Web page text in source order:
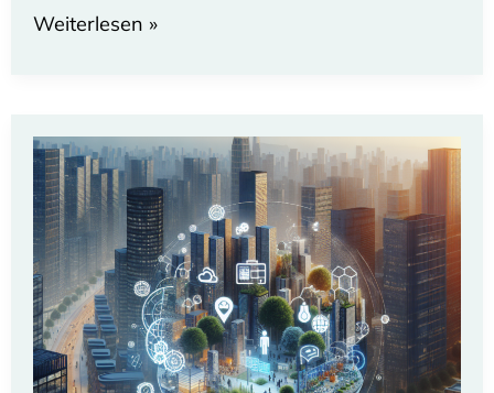
Arctis
für
innovative
Bauverwaltung
Weiterlesen »